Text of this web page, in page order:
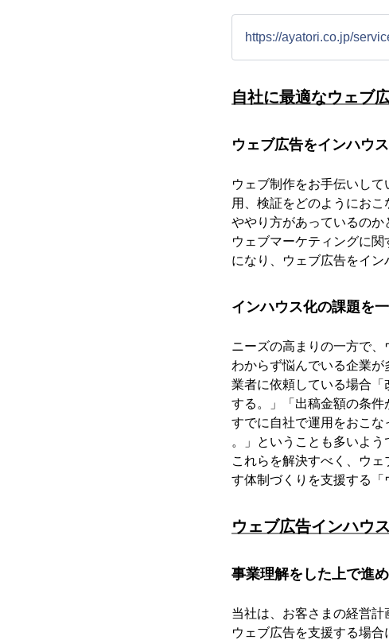
https://ayatori.co.jp/
自社に最適なウェブ
ウェブ広告をインハウ
ウェブ制作をお手伝いし
用、検証をどのようにお
ややり方があっているのか
ウェブマーケティングに
になり、ウェブ広告をイン
インハウス化の課題を
ニーズの高まりの一方で
わからず悩んでいる企業が
業者に依頼している場合
する。」「出稿金額の条件
すでに自社で運用をおこ
。」ということも多いよう
これらを解決すべく、ウ
す体制づくりを支援する「
ウェブ広告インハウ
事業理解をした上で進
当社は、お客さまの経営
ウェブ広告を支援する場